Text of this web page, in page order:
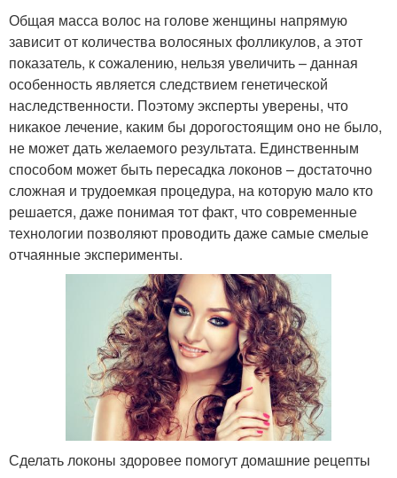
Общая масса волос на голове женщины напрямую
зависит от количества волосяных фолликулов, а этот
показатель, к сожалению, нельзя увеличить – данная
особенность является следствием генетической
наследственности. Поэтому эксперты уверены, что
никакое лечение, каким бы дорогостоящим оно не было,
не может дать желаемого результата. Единственным
способом может быть пересадка локонов – достаточно
сложная и трудоемкая процедура, на которую мало кто
решается, даже понимая тот факт, что современные
технологии позволяют проводить даже самые смелые
отчаянные эксперименты.
Сделать локоны здоровее помогут домашние рецепты